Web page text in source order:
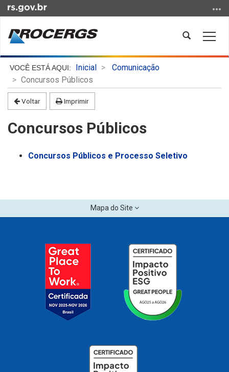
para
conteúdo
Ir
para
menu
Abrir
busca
Início
conteúdo
Inicial
Comunicação
Concursos Públicos
Voltar Imprimir
Concursos Públicos
Concursos Públicos e Processo Seletivo
Mapa do Site